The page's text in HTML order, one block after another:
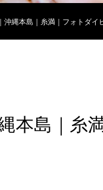
沖縄本島｜糸満｜フォトダイ
本島｜糸